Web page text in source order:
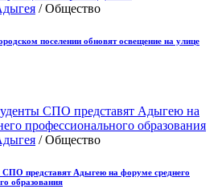
/ Общество
поселении обновят освещение на улице
/ Общество
представят Адыгею на форуме среднего
образования